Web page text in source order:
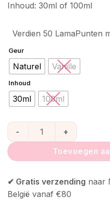
Inhoud: 30ml of 100ml
Verdien 50 LamaPunten
Geur
Naturel Vanille
Inhoud
30ml 100ml
Natural Heroes All Purpose
Toevoegen
✔ Gratis verzending naar
België vanaf €80